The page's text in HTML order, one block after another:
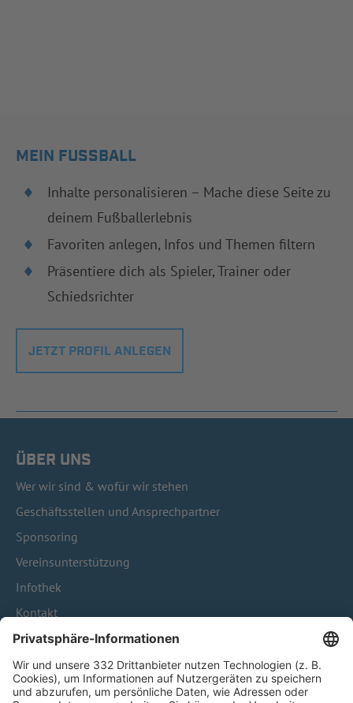
MEIN FUSSBALL
Inhalte personalisieren – Mache diese Seite zu
deinem Fußballerlebnis
Favoriten anlegen, Infos und Themen filtern
Präsentiere dich als Spieler, Trainer oder
Schiedsrichter
JETZT PROFIL ANLEGEN
ÜBER UNS
Wer wir sind & wofür wir stehen
Geschäftsstellen und Ansprechpartner
Sponsoring
Vereinsunterstützung
Infothek
Kontakt
HÄUFIG BESUCHTE SEITEN
Pässe und Vereinswechsel